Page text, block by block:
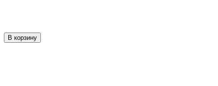
В корзину